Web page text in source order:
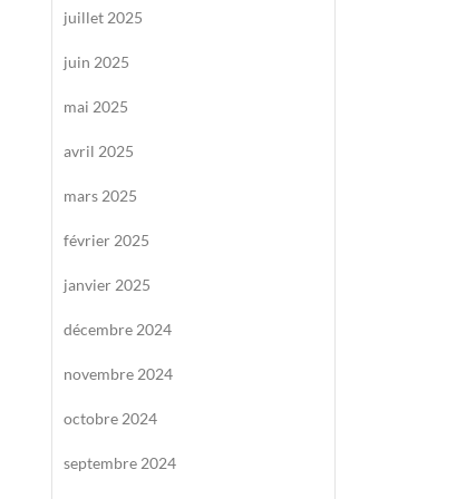
juillet 2025
juin 2025
mai 2025
avril 2025
mars 2025
février 2025
janvier 2025
décembre 2024
novembre 2024
octobre 2024
septembre 2024